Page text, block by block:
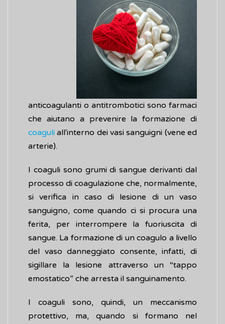
anticoagulanti o antitrombotici sono farmaci
che aiutano a prevenire la formazione di
coaguli all'interno dei vasi sanguigni (vene ed
arterie).
I coaguli sono grumi di sangue derivanti dal
processo di coagulazione che, normalmente,
si verifica in caso di lesione di un vaso
sanguigno, come quando ci si procura una
ferita, per interrompere la fuoriuscita di
sangue. La formazione di un coagulo a livello
del vaso danneggiato consente, infatti, di
sigillare la lesione attraverso un “tappo
emostatico” che arresta il sanguinamento.
I coaguli sono, quindi, un meccanismo
protettivo, ma, quando si formano nel